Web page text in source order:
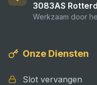
3083AS
Werkzaam door
Onze Diensten
Slot vervangen